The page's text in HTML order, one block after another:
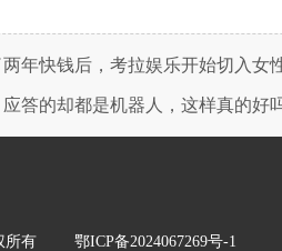
两年快钱后，考拉娱乐开始切入女
答的却都是机器人，这样真的好
权所有 鄂ICP备2024067269号-1